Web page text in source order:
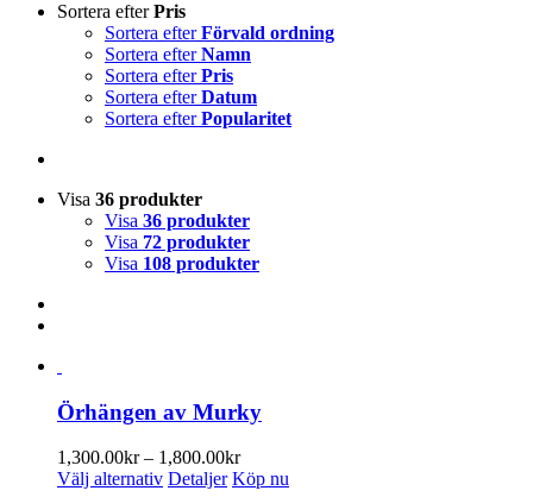
Sortera efterPris
Sortera efterFörvald ordning
Sortera efterNamn
Sortera efterPris
Sortera efterDatum
Sortera efterPopularitet
Visa 36 produkter
Visa 36 produkter
Visa 72 produkter
Visa 108 produkter
Örhängen av Murky
1,300.00kr – 1,800.00krPrisintervall:
1,300.00kr
Välj alternativ Den
Detaljer Köp nu